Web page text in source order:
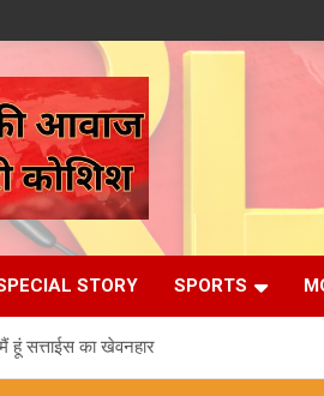
STORY SPORTS
हूं सत्ताईस का खेवनहार